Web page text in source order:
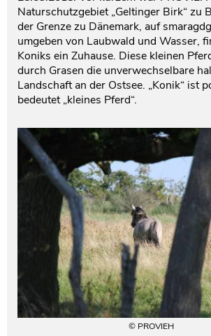
Naturschutzgebiet „Geltinger Birk“ zu
der Grenze zu Dänemark, auf
umgeben von Laubwald und Wasser,
Koniks ein Zuhause. Diese kleinen
durch Grasen die unverwechselbare
Landschaft an der Ostsee. „Konik“ ist
bedeutet „kleines Pferd“.
© PROVIEH
Testament und Nachlass
Netzwerk- und Kooperationspartner